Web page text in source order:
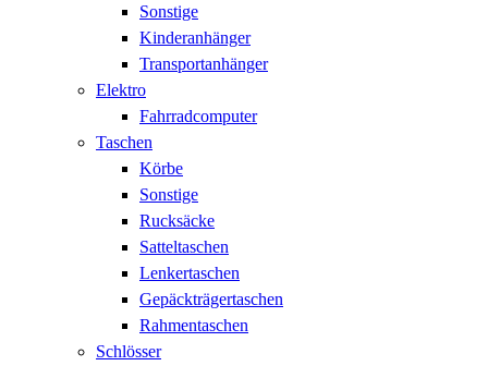
Sonstige
Kinderanhänger
Transportanhänger
Elektro
Fahrradcomputer
Taschen
Körbe
Sonstige
Rucksäcke
Satteltaschen
Lenkertaschen
Gepäckträgertaschen
Rahmentaschen
Schlösser